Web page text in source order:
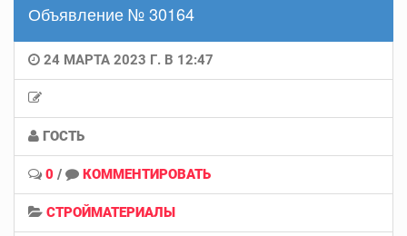
Объявление № 30164
24 МАРТА 2023 Г. В 12:47
ГОСТЬ
0 / КОММЕНТИРОВАТЬ
СТРОЙМАТЕРИАЛЫ